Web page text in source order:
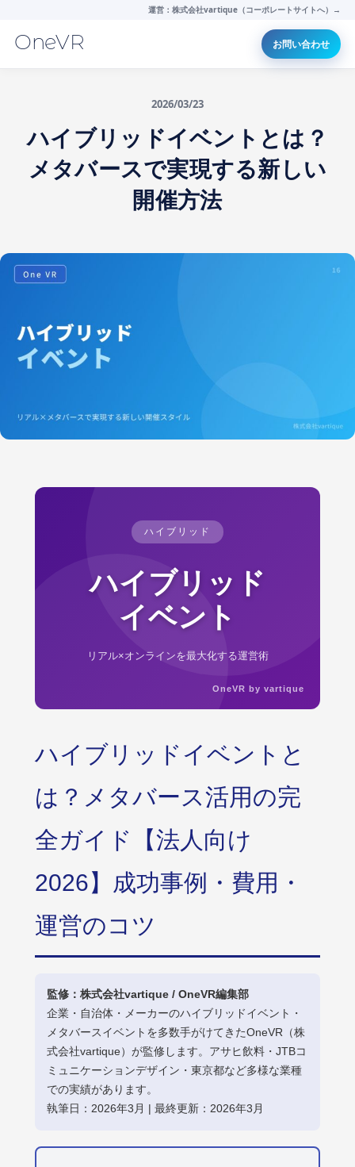
運営：株式会社vartique（コーポレートサイトへ）→
OneVR お問い合わせ
2026/03/23
ハイブリッドイベントとは？
メタバースで実現する新しい
開催方法
ハイブリッド
ハイブリッド
イベント
リアル×オンラインを最大化する運営術
OneVR by vartique
ハイブリッドイベントと
は？メタバース活用の完
全ガイド【法人向け
2026】成功事例・費用・
運営のコツ
監修：株式会社vartique / OneVR編集部
企業・自治体・メーカーのハイブリッドイベント・
メタバースイベントを多数手がけてきたOneVR（株
式会社vartique）が監修します。アサヒ飲料・JTBコ
ミュニケーションデザイン・東京都など多様な業種
での実績があります。
執筆日：2026年3月 | 最終更新：2026年3月